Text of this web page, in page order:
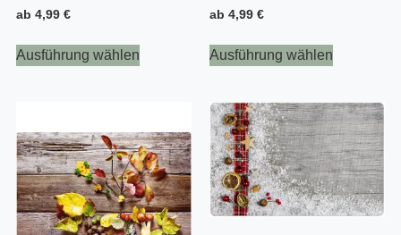
ab 4,99 €
Ausführung wählen
ab 4,99 €
Ausführung wählen